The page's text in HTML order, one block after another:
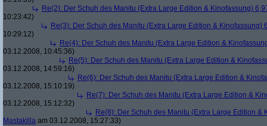
Re(2): Der Schuh des Manitu (Extra Large Edition & Kinofassung)
10:23:42)
Re(3): Der Schuh des Manitu (Extra Large Edition & Kinofassung)
10:29:12)
Re(4): Der Schuh des Manitu (Extra Large Edition &
03.12.2008, 10:45:36)
Re(5): Der Schuh des Manitu (Extra Large Edition &
03.12.2008, 14:59:16)
Re(6): Der Schuh des Manitu (Extra Large Edition &
03.12.2008, 15:10:19)
Re(7): Der Schuh des Manitu (Extra Large Edition &
03.12.2008, 15:12:32)
Re(8): Der Schuh des Manitu (Extra Large Edition &
Mastakilla am 03.12.2008, 15:27:33)